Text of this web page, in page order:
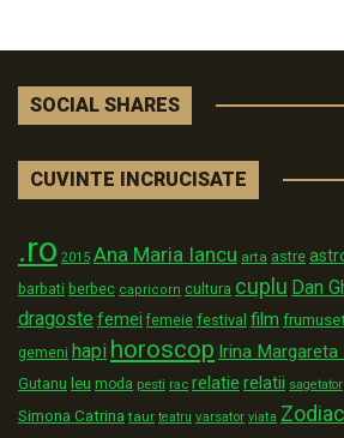
SOCIAL SHARES
CUVINTE INCRUCISATE
.ro 2015 Ana Maria Iancu arta astre
barbati berbec capricorn cultura cuplu Dan
dragoste femei femeie festival film
gemeni hapi horoscop Irina
Gutanu leu moda pesti rac relatie relatii sagetator
Simona Catrina taur teatru varsator viata Zodiac